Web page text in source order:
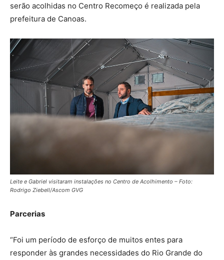
serão acolhidas no Centro Recomeço é realizada pela
prefeitura de Canoas.
Leite e Gabriel visitaram instalações no Centro de Acolhimento – Foto:
Rodrigo Ziebell/Ascom GVG
Parcerias
“Foi um período de esforço de muitos entes para
responder às grandes necessidades do Rio Grande do